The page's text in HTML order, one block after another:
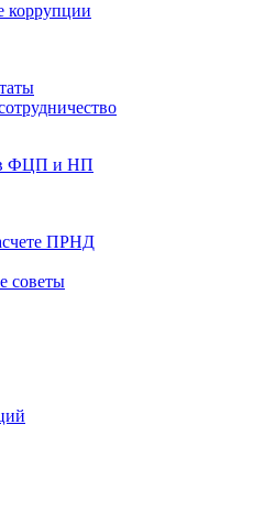
коррупции
ФЦП и НП
ПРНД
советы